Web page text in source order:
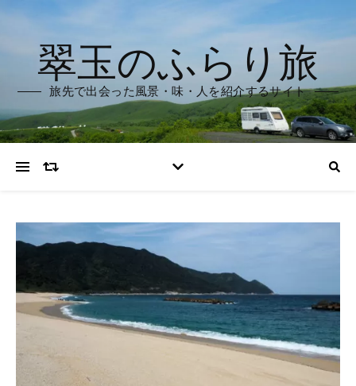
翠玉のふらり旅
旅先で出会った風景・味・人を紹介するサイト